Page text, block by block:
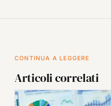
CONTINUA A LEGGERE
Articoli correlati